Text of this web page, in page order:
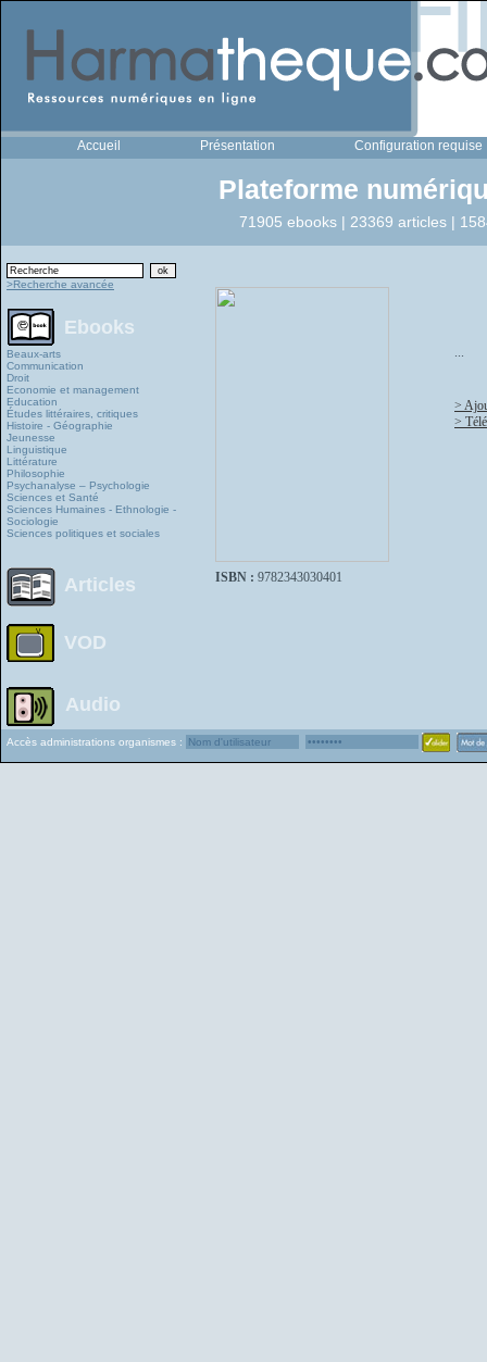
Accueil Présentation Configuration requise
Plateforme
71905 ebooks | 23369 articles |
>Recherche avancée
Ebooks
Beaux-arts
Communication
Droit
Economie et management
Education
Études littéraires, critiques
Histoire - Géographie
Jeunesse
Linguistique
Littérature
Philosophie
Psychanalyse – Psychologie
Sciences et Santé
Sciences Humaines - Ethnologie -
Sociologie
Sciences politiques et sociales
Articles
VOD
Audio
ISBN : 9782343030401
...
>
>
Accès administrations organismes :